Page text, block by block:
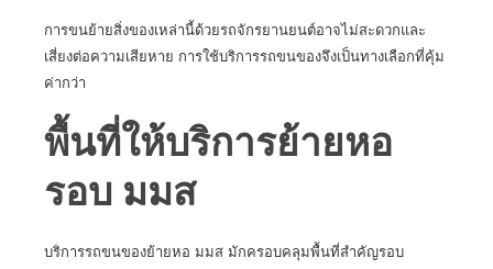
การขนย้ายสิ่งของเหล่านี้ด้วยรถจักรยานยนต์อาจไม่สะดวกและ
เสี่ยงต่อความเสียหาย การใช้บริการรถขนของจึงเป็นทางเลือกที่คุ้ม
ค่ากว่า
พื้นที่ให้บริการย้ายหอ
รอบ มมส
บริการรถขนของย้ายหอ มมส มักครอบคลุมพื้นที่สำคัญรอบ